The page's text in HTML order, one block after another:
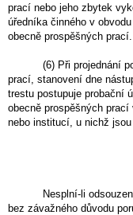
prací nebo jeho zbytek
úředníka činného v
obecně prospěšných prací.
(6) Při projednání
prací, stanovení dne
trestu postupuje probační
obecně prospěšných
nebo institucí, u nichž
Nesplní-li
bez závažného důvodu